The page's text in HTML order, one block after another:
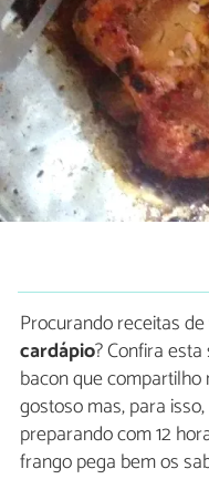
Procurando receitas de
cardápio? Confira
bacon que compartilho
gostoso mas, para
preparando com 12
frango pega bem os